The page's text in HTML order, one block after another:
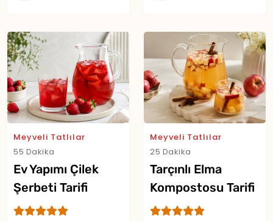
Meyveli Tatlılar
55 Dakika
Ev Yapımı Çilek
Şerbeti Tarifi
Meyveli Tatlılar
25 Dakika
Tarçınlı Elma
Kompostosu Tarifi